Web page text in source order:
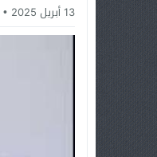
13 أبريل 2025